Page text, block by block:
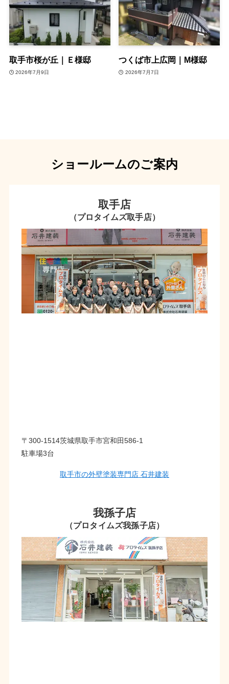
取手市桜が丘｜Ｅ様邸
2026年7月9日
つくば市上広岡｜M様邸
2026年7月7日
ショールームのご案内
取手店
（プロタイムズ取手店）
〒300-1514茨城県取手市宮和田586-1
駐車場3台
取手市の外壁塗装専門店 石井建装
我孫子店
（プロタイムズ我孫子店）